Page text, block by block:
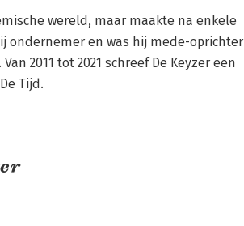
wereld, maar maakte na enkele
ondernemer en was hij mede-oprichter
2011 tot 2021 schreef De Keyzer een
Tijd.